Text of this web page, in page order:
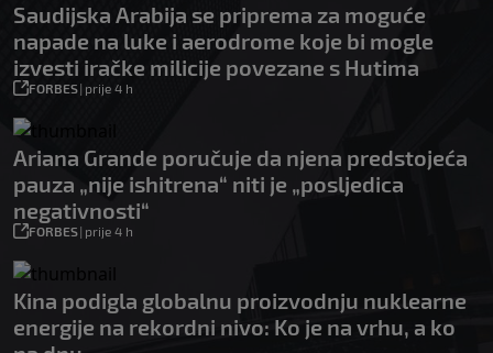
Saudijska Arabija se priprema za moguće
napade na luke i aerodrome koje bi mogle
izvesti iračke milicije povezane s Hutima
FORBES| prije 4 h
Ariana Grande poručuje da njena predstojeća
pauza „nije ishitrena“ niti je „posljedica
negativnosti“
FORBES| prije 4 h
Kina podigla globalnu proizvodnju nuklearne
energije na rekordni nivo: Ko je na vrhu, a ko